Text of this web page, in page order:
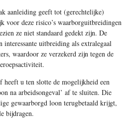
aanleiding geeft tot (gerechtelijke)
voor deze risico’s waarborguitbreidingen
ze niet standaard gedekt zijn. De
interessante uitbreiding als extralegaal
waardoor ze verzekerd zijn tegen de
heeft u ten slotte de mogelijkheid een
na arbeidsongeval’ af te sluiten. Die
gewaarborgd loon terugbetaald krijgt,
bijdragen.